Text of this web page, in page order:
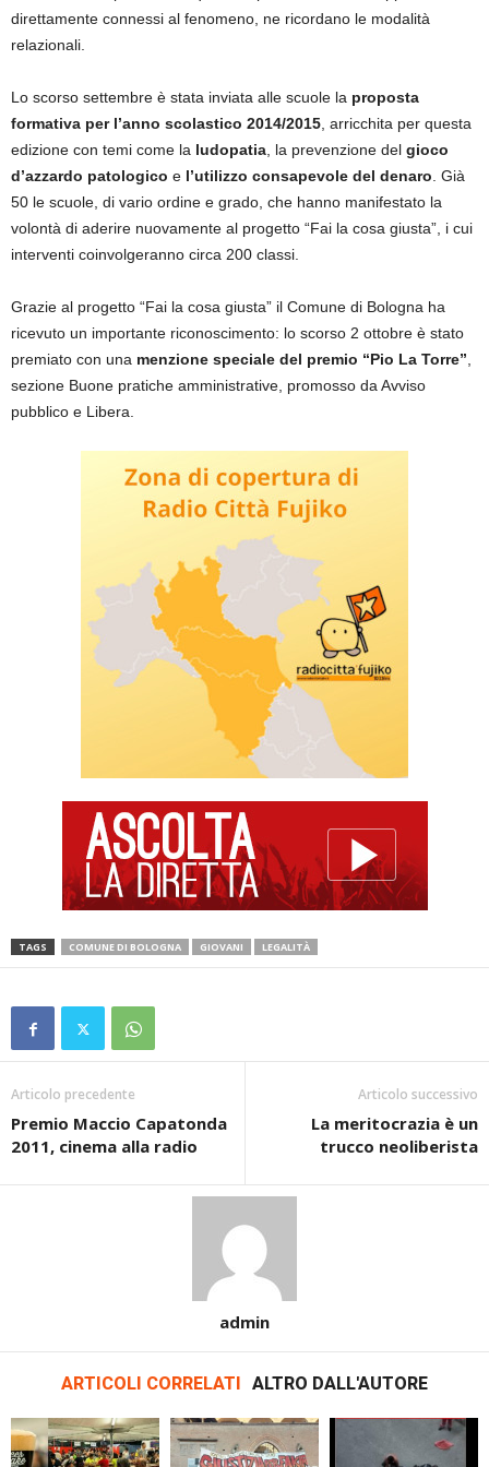
direttamente connessi al fenomeno, ne ricordano le modalità
relazionali.
Lo scorso settembre è stata inviata alle scuole la proposta
formativa per l’anno scolastico 2014/2015, arricchita per questa
edizione con temi come la ludopatia, la prevenzione del gioco
d’azzardo patologico e l’utilizzo consapevole del denaro. Già
50 le scuole, di vario ordine e grado, che hanno manifestato la
volontà di aderire nuovamente al progetto “Fai la cosa giusta”, i cui
interventi coinvolgeranno circa 200 classi.
Grazie al progetto “Fai la cosa giusta” il Comune di Bologna ha
ricevuto un importante riconoscimento: lo scorso 2 ottobre è stato
premiato con una menzione speciale del premio “Pio La Torre”,
sezione Buone pratiche amministrative, promosso da Avviso
pubblico e Libera.
TAGS COMUNE DI BOLOGNA GIOVANI LEGALITÀ
Articolo precedente
Premio Maccio Capatonda
2011, cinema alla radio
Articolo successivo
La meritocrazia è un
trucco neoliberista
admin
ARTICOLI CORRELATI ALTRO DALL'AUTORE